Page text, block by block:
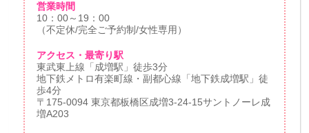
営業時間
10：00～19：00
（不定休/完全ご予約制/女性専用）
アクセス・最寄り駅
東武東上線「成増駅」徒歩3分
地下鉄メトロ有楽町線・副都心線「地下鉄成増駅」徒
歩4分
〒175-0094 東京都板橋区成増3-24-15サントノーレ成
増A203